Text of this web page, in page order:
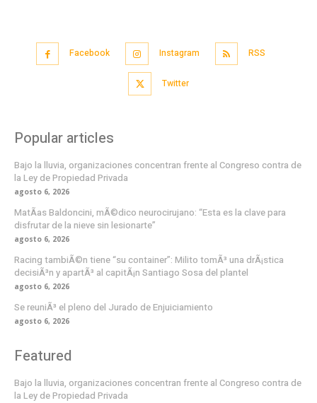
Facebook Instagram RSS
Twitter
Popular articles
Bajo la lluvia, organizaciones concentran frente al Congreso contra de
la Ley de Propiedad Privada
agosto 6, 2026
MatÃ­as Baldoncini, mÃ©dico neurocirujano: “Esta es la clave para
disfrutar de la nieve sin lesionarte”
agosto 6, 2026
Racing tambiÃ©n tiene “su container”: Milito tomÃ³ una drÃ¡stica
decisiÃ³n y apartÃ³ al capitÃ¡n Santiago Sosa del plantel
agosto 6, 2026
Se reuniÃ³ el pleno del Jurado de Enjuiciamiento
agosto 6, 2026
Featured
Bajo la lluvia, organizaciones concentran frente al Congreso contra de
la Ley de Propiedad Privada